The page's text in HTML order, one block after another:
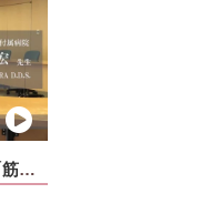
顎関節症に潜む新たな症状「筋膜痛」